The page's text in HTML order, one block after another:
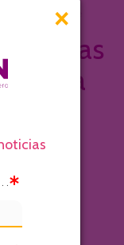
×
(Obligatorio)
Cauca Consejo de
Cauca